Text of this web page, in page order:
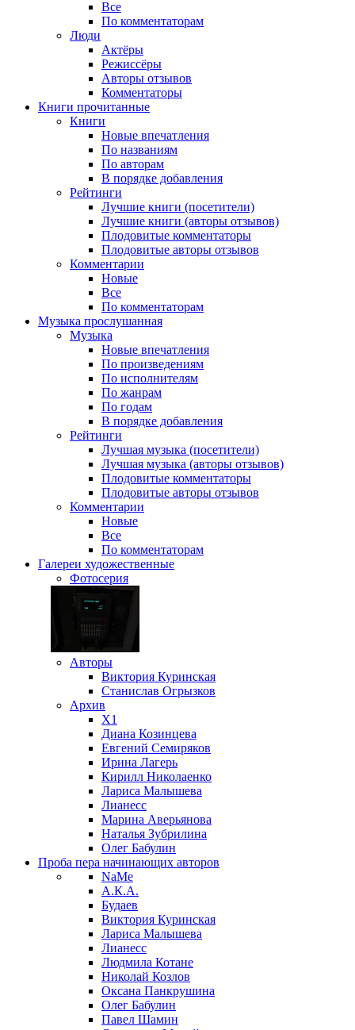
Все
По комментаторам
Люди
Актёры
Режиссёры
Авторы отзывов
Комментаторы
Книги прочитанные
Книги
Новые впечатления
По названиям
По авторам
В порядке добавления
Рейтинги
Лучшие книги (посетители)
Лучшие книги (авторы отзывов)
Плодовитые комментаторы
Плодовитые авторы отзывов
Комментарии
Новые
Все
По комментаторам
Музыка прослушанная
Музыка
Новые впечатления
По произведениям
По исполнителям
По жанрам
По годам
В порядке добавления
Рейтинги
Лучшая музыка (посетители)
Лучшая музыка (авторы отзывов)
Плодовитые комментаторы
Плодовитые авторы отзывов
Комментарии
Новые
Все
По комментаторам
Галереи художественные
Фотосерия
Авторы
Виктория Куринская
Станислав Огрызков
Архив
X1
Диана Козинцева
Евгений Семиряков
Ирина Лагерь
Кирилл Николаенко
Лариса Малышева
Лианесс
Марина Аверьянова
Наталья Зубрилина
Олег Бабулин
Проба пера начинающих авторов
NaMe
А.К.А.
Будаев
Виктория Куринская
Лариса Малышева
Лианесс
Людмила Котане
Николай Козлов
Оксана Панкрушина
Олег Бабулин
Павел Шамин